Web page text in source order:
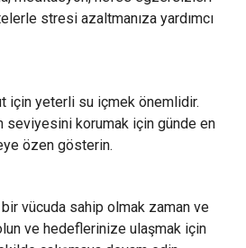
stresi azaltmanıza yardımcı
için yeterli su içmek önemlidir.
seviyesini korumak için günde en
özen gösterin.
bir vücuda sahip olmak zaman ve
ve hedeflerinize ulaşmak için